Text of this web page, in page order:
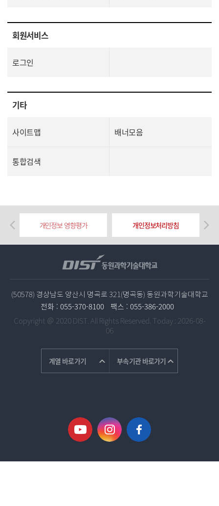
회원서비스
로그인
기타
사이트맵 배너모음
통합검색
(50578) 경상남도 양산시 명곡로 321(명곡동) 동원과학기술대학교
전화 : 055-370-8100 팩스 : 055-386-2000
Copyright ＠ 2020 DIST. All Rights Reserved. Today : 2026-08-
06
개인정보 영향평가 개인정보처리방침
계열 바로가기 부속기관 바로가기